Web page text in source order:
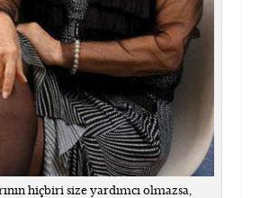
hiçbiri size yardımcı olmazsa,